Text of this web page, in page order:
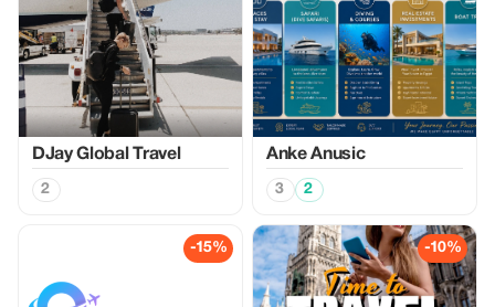
DJay Global Travel
2
Anke Anusic
3 2
-15% -10%